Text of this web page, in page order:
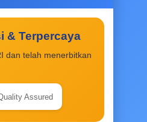
& Terpercaya
dan telah menerbitkan
Assured